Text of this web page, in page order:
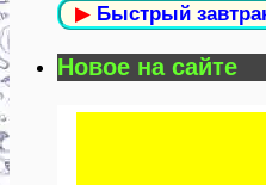
▶ Быстрый
Новое на сайте